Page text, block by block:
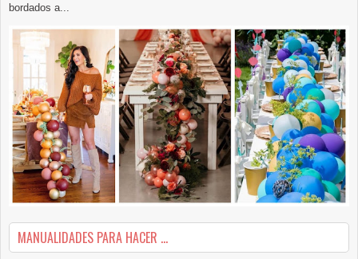
bordados a...
MANUALIDADES PARA HACER ...